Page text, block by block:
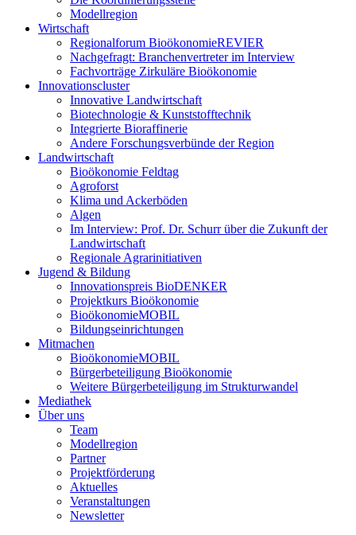
Modellregion
Wirtschaft
Regionalforum BioökonomieREVIER
Nachgefragt: Branchenvertreter im Interview
Fachvorträge Zirkuläre Bioökonomie
Innovationscluster
Innovative Landwirtschaft
Biotechnologie & Kunststofftechnik
Integrierte Bioraffinerie
Andere Forschungsverbünde der Region
Landwirtschaft
Bioökonomie Feldtag
Agroforst
Klima und Ackerböden
Algen
Im Interview: Prof. Dr. Schurr über die Zukunft der
Landwirtschaft
Regionale Agrarinitiativen
Jugend & Bildung
Innovationspreis BioDENKER
Projektkurs Bioökonomie
BioökonomieMOBIL
Bildungseinrichtungen
Mitmachen
BioökonomieMOBIL
Bürgerbeteiligung Bioökonomie
Weitere Bürgerbeteiligung im Strukturwandel
Mediathek
Über uns
Team
Modellregion
Partner
Projektförderung
Aktuelles
Veranstaltungen
Newsletter